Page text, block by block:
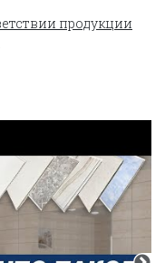
продукции